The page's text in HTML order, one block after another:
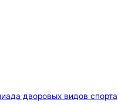
дворовых видов спорта